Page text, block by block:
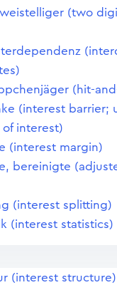
(two
(hit-
(interest barrier;
interest)
(interest margin)
bereinigte
(interest splitting)
(interest statistics)
(interest structure)